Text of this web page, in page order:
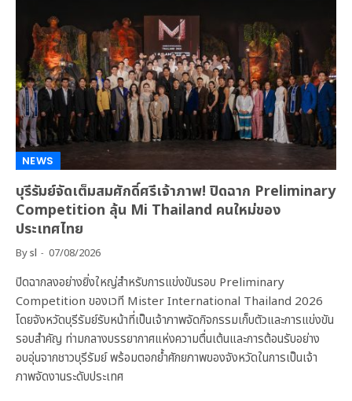
NEWS
บุรีรัมย์จัดเต็มสมศักดิ์ศรีเจ้าภาพ! ปิดฉาก Preliminary
Competition ลุ้น Mi Thailand คนใหม่ของ
ประเทศไทย
Bysl 07/08/2026
ปิดฉากลงอย่างยิ่งใหญ่สำหรับการแข่งขันรอบ Preliminary
Competition ของเวที Mister International Thailand 2026
โดยจังหวัดบุรีรัมย์รับหน้าที่เป็นเจ้าภาพจัดกิจกรรมเก็บตัวและการแข่งขัน
รอบสำคัญ ท่ามกลางบรรยากาศแห่งความตื่นเต้นและการต้อนรับอย่าง
อบอุ่นจากชาวบุรีรัมย์ พร้อมตอกย้ำศักยภาพของจังหวัดในการเป็นเจ้า
ภาพจัดงานระดับประเทศ